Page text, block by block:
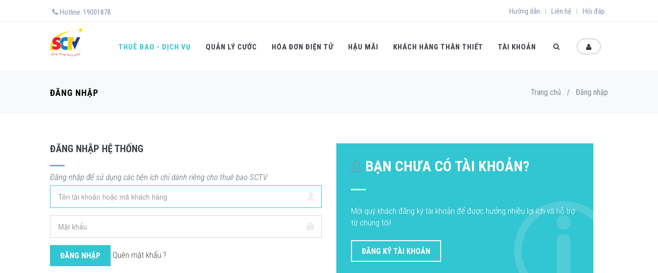
Hotline: 19001878 Hướng dẫn | Liên hệ | Hỏi đáp
THUÊ BAO - DỊCH VỤ QUẢN LÝ CƯỚC HÓA ĐƠN ĐIỆN TỬ HẬU MÃI KHÁCH HÀNG THÂN THIẾT TÀI KHOẢN
ĐĂNG NHẬP Trang chủ / Đăng nhập
ĐĂNG NHẬP HỆ THỐNG
Đăng nhập để sử dụng các tiện ích chỉ dành riêng cho thuê bao SCTV
ĐĂNG NHẬP Quên mật khẩu ?
BẠN CHƯA CÓ TÀI KHOẢN?
Mời quý khách đăng ký tài khoản để được hưởng nhiều lợi ích và hỗ trợ
từ chúng tôi!
ĐĂNG KÝ TÀI KHOẢN